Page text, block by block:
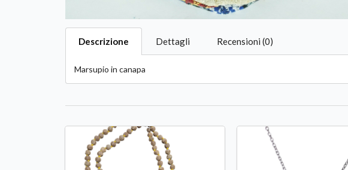
Descrizione Dettagli Recensioni (0)
Marsupio in canapa